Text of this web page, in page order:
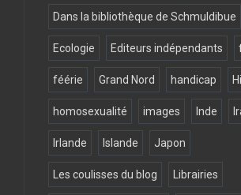
Dans la bibliothèque de Schmuldibue
Ecologie Editeurs indépendants
féérie Grand Nord handicap
homosexualité images Inde
Irlande Islande Japon
Les coulisses du blog Librairies